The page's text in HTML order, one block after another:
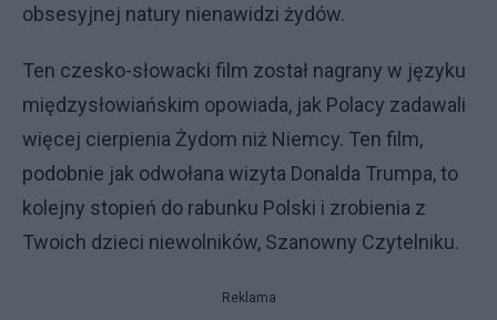
obsesyjnej natury nienawidzi żydów.
Ten czesko-słowacki film został nagrany w języku
międzysłowiańskim opowiada, jak Polacy zadawali
więcej cierpienia Żydom niż Niemcy. Ten film,
podobnie jak odwołana wizyta Donalda Trumpa, to
kolejny stopień do rabunku Polski i zrobienia z
Twoich dzieci niewolników, Szanowny Czytelniku.
Reklama